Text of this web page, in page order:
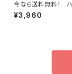
今なら送料無料！
剤
¥3,960